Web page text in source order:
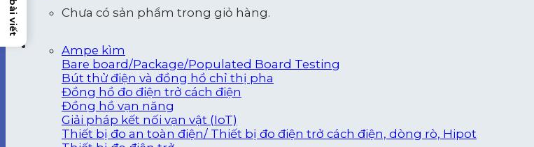
Chưa có sản phẩm trong giỏ hàng.
Ampe kìm
Bare board/Package/Populated Board Testing
Bút thử điện và đồng hồ chỉ thị pha
Đồng hồ đo điện trở cách điện
Đồng hồ vạn năng
Giải pháp kết nối vạn vật (IoT)
Thiết bị đo an toàn điện/ Thiết bị đo điện trở cách điện, dòng rò, Hipot